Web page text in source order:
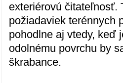
exteriérovú čitateľnosť.
požiadaviek terénnych
pohodlne aj vtedy, keď
odolnému povrchu by
škrabance.